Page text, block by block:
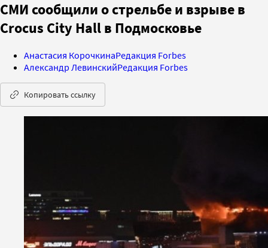
СМИ сообщили о стрельбе и взрыве в
Crocus City Hall в Подмосковье
Анастасия КорочкинаРедакция Forbes
Александр ЛевинскийРедакция Forbes
Копировать ссылку